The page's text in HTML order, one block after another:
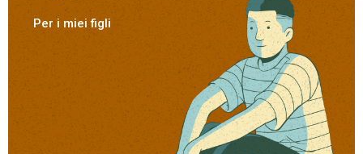
Per i miei figli